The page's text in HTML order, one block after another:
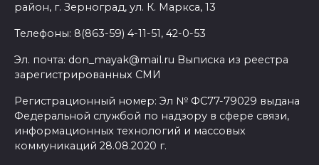
район, г. Зерноград, ул. К. Маркса, 13
Телефоны: 8(863-59) 4-11-51, 42-0-53
Эл. почта: don_mayak@mail.ru Выписка из реестра
зарегистрированных СМИ
Регистрационный номер: Эл № ФС77-79029 выдана
Федеральной службой по надзору в сфере связи,
информационных технологий и массовых
коммуникаций 28.08.2020 г.